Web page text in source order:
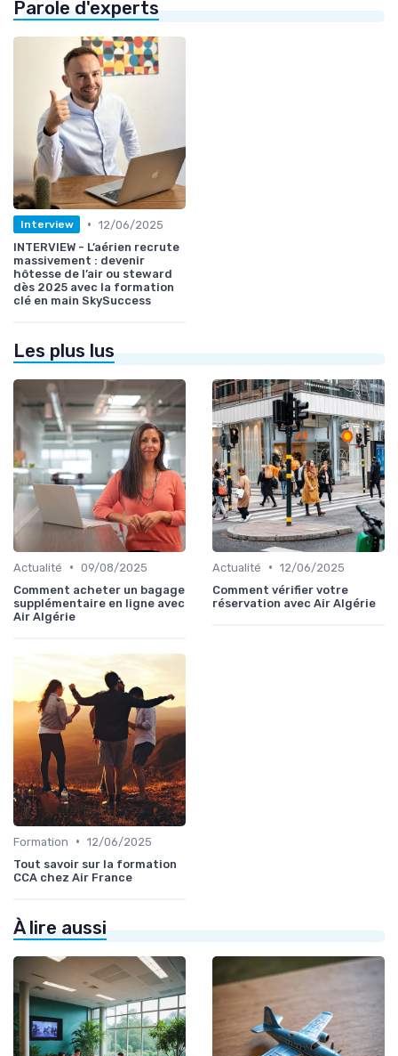
Parole d'experts
Interview • 12/06/2025
INTERVIEW - L’aérien recrute
massivement : devenir
hôtesse de l’air ou steward
dès 2025 avec la formation
clé en main SkySuccess
Les plus lus
Actualité • 09/08/2025
Comment acheter un bagage
supplémentaire en ligne avec
Air Algérie
Actualité • 12/06/2025
Comment vérifier votre
réservation avec Air Algérie
Formation • 12/06/2025
Tout savoir sur la formation
CCA chez Air France
À lire aussi